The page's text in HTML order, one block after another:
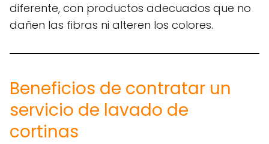
diferente, con productos adecuados que no
dañen las fibras ni alteren los colores.
Beneficios de contratar un
servicio de lavado de
cortinas